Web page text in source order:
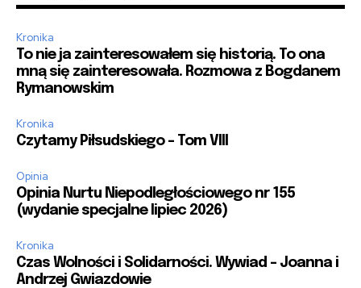
Kronika
To nie ja zainteresowałem się historią. To ona
mną się zainteresowała. Rozmowa z Bogdanem
Rymanowskim
Kronika
Czytamy Piłsudskiego – Tom VIII
Opinia
Opinia Nurtu Niepodległościowego nr 155
(wydanie specjalne lipiec 2026)
Kronika
Czas Wolności i Solidarności. Wywiad – Joanna i
Andrzej Gwiazdowie